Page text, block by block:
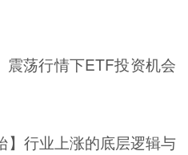
荡行情下ETF投资机会
行业上涨的底层逻辑与